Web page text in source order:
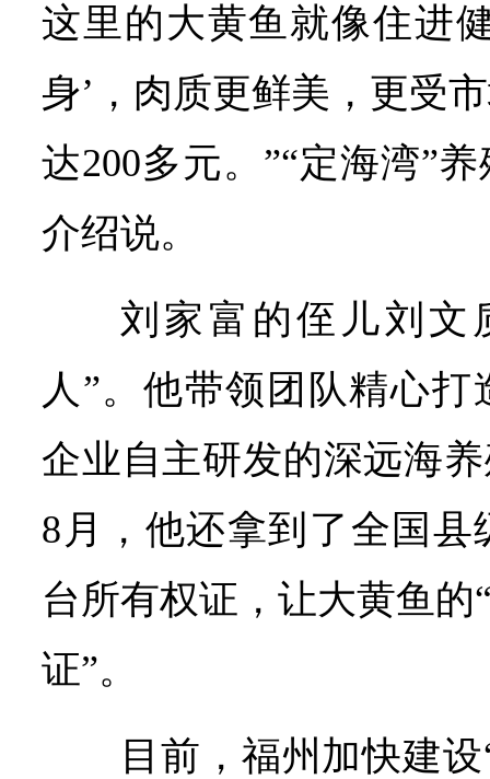
这里的大黄鱼就像住进
身’，肉质更鲜美，更受
达200多元。”“定海湾”
介绍说。
刘家富的侄儿刘文
人”。他带领团队精心
企业自主研发的深远海
8月，他还拿到了全国
台所有权证，让大黄鱼的
证”。
目前，福州加快建